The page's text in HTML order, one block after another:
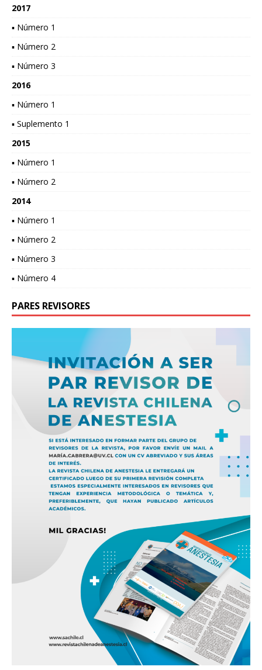
2017
▪ Número 1
▪ Número 2
▪ Número 3
2016
▪ Número 1
▪ Suplemento 1
2015
▪ Número 1
▪ Número 2
2014
▪ Número 1
▪ Número 2
▪ Número 3
▪ Número 4
PARES REVISORES